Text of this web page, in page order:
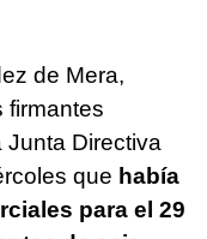
de Mera,
firmantes
Junta Directiva
que había
para el 29